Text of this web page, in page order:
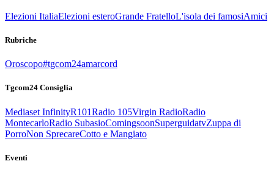
Elezioni ItaliaElezioni esteroGrande FratelloL'isola dei famosiAmici
Rubriche
Oroscopo#tgcom24amarcord
Tgcom24 Consiglia
Mediaset InfinityR101Radio 105Virgin RadioRadio
MontecarloRadio SubasioComingsoonSuperguidatvZuppa di
PorroNon SprecareCotto e Mangiato
Eventi